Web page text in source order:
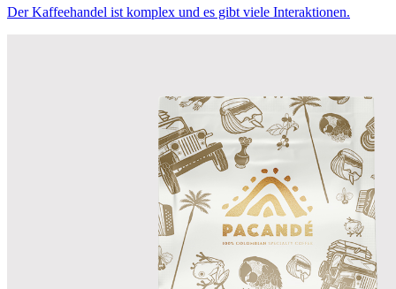
Der Kaffeehandel ist komplex und es gibt viele Interaktionen.